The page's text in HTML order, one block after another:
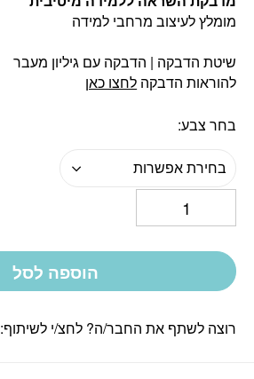
מומלץ לעיצוב מרחבי למידה
שיטת הדבקה | הדבקה עם גיליון מעבר
להוראות הדבקה לחצו כאן
בחר צבע
בחירת אפשרות
הוספה לסל
רוצה לשתף את החבר/ה? לחצ/י לשיתוף: